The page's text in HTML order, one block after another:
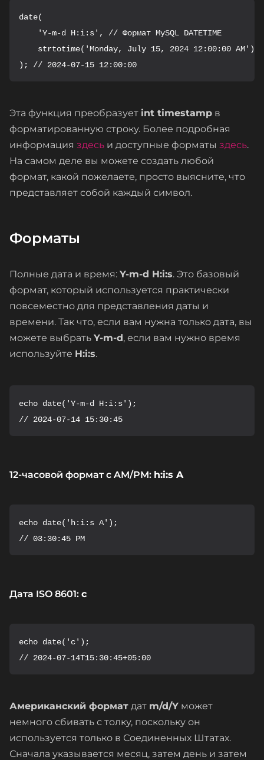
date(
    'Y-m-d H:i:s', // Формат MySQL DATETIME
    strtotime('Monday, July 15, 2024 12:00:00 AM')
); // 2024-07-15 12:00:00
Эта функция преобразует int timestamp в
форматированную строку. Более подробная
информация здесь и доступные форматы здесь.
На самом деле вы можете создать любой
формат, какой пожелаете, просто выясните, что
представляет собой каждый символ.
Форматы
Полные дата и время: Y-m-d H:i:s. Это базовый
формат, который используется практически
повсеместно для представления даты и
времени. Так что, если вам нужна только дата, вы
можете выбрать Y-m-d, если вам нужно время
используйте H:i:s.
echo date('Y-m-d H:i:s');
// 2024-07-14 15:30:45
12-часовой формат с AM/PM: h:i:s A
echo date('h:i:s A');
// 03:30:45 PM
Дата ISO 8601: c
echo date('c');
// 2024-07-14T15:30:45+05:00
Американский формат дат m/d/Y может
немного сбивать с толку, поскольку он
используется только в Соединенных Штатах.
Сначала указывается месяц, затем день и затем